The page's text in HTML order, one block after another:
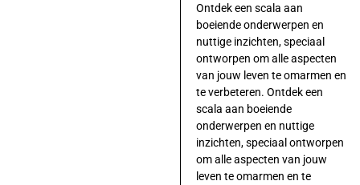
Ontdek een scala aan
boeiende onderwerpen en
nuttige inzichten, speciaal
ontworpen om alle aspecten
van jouw leven te omarmen en
te verbeteren. Ontdek een
scala aan boeiende
onderwerpen en nuttige
inzichten, speciaal ontworpen
om alle aspecten van jouw
leven te omarmen en te